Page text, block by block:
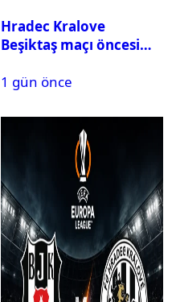
Hradec Kralove
Beşiktaş maçı öncesi
Siyah-Beyazlıların 11’i
1 gün önce